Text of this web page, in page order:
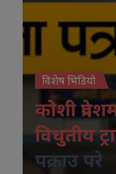
विशेष भिडियो
कोशी
विधुतीय
पक्राउ परे